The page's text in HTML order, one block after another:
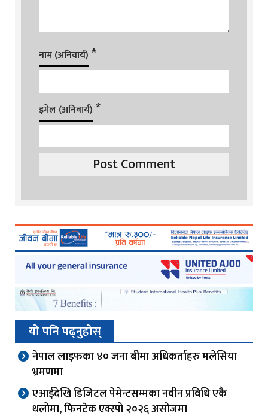
नाम (अनिवार्य) *
इमेल (अनिवार्य) *
यो पनि पढ्नुहोस्
नेपाल लाइफका ४० जना बीमा अधिकर्ताहरु मलेसिया
भ्रमणमा
एआईदेखि डिजिटल पेमेन्टसम्मका नवीन प्रविधि एकै
थलोमा, फिनटेक एक्स्पो २०२६ असोजमा